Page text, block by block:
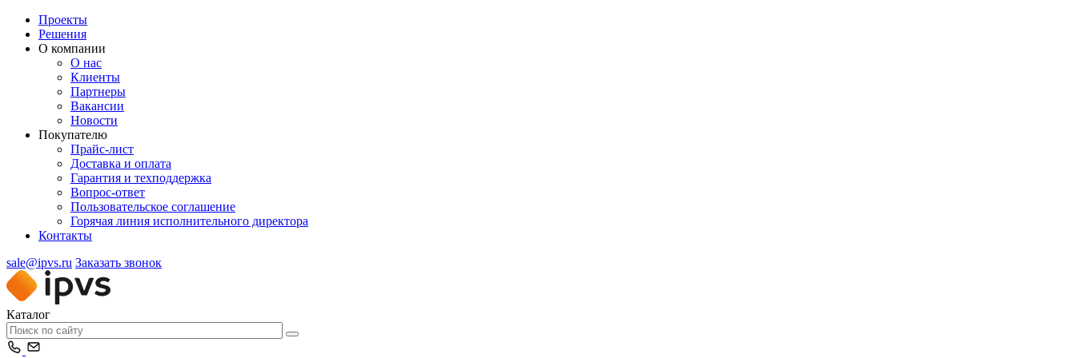
Проекты
Решения
О компании
О нас
Клиенты
Партнеры
Вакансии
Новости
Покупателю
Прайс-лист
Доставка и оплата
Гарантия и техподдержка
Вопрос-ответ
Пользовательское соглашение
Горячая линия исполнительного директора
Контакты
sale@ipvs.ru Заказать звонок
Каталог